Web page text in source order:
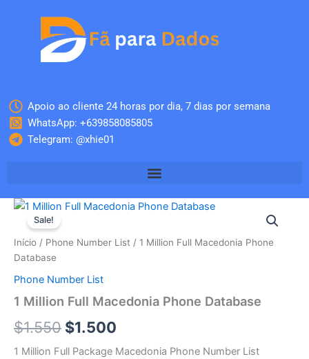
Apoio ao cliente 24 horas por dia, 7 dias por semana
WhatsApp: +639858085805
Telegram: @xhie01
Sale!
Início / Phone Number List / 1 Million Full Macedonia Phone
Database
Phone Number List
1 Million Full Macedonia Phone Database
$1.550
O
preço
era:
$1.550.
$1.500
O
preço
$1.500.
1 Million Full Package Macedonia Phone Number List
Quantidade
Million
Full
Macedonia
Phone
Database